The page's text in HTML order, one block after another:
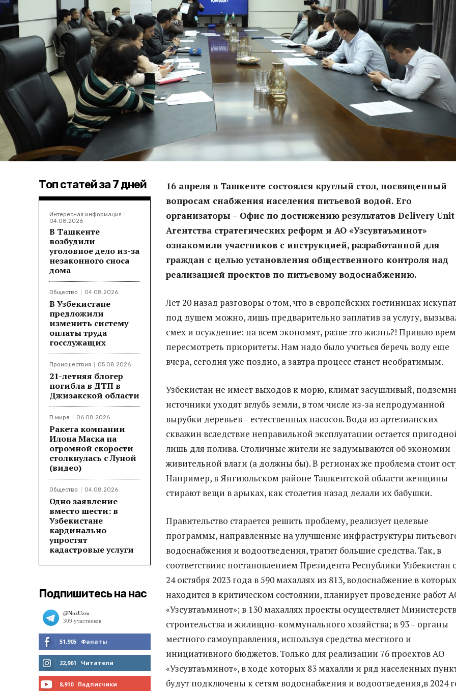
Топ статей за 7 дней
Интересная информация
04.08.2026
В Ташкенте
возбудили
уголовное дело из-за
незаконного сноса
дома
Общество 04.08.2026
В Узбекистане
предложили
изменить систему
оплаты труда
госслужащих
Происшествия 05.08.2026
21-летняя блогер
погибла в ДТП в
Джизакской области
В мире 06.08.2026
Ракета компании
Илона Маска на
огромной скорости
столкнулась с Луной
(видео)
Общество 04.08.2026
Одно заявление
вместо шести: в
Узбекистане
кардинально
упростят
кадастровые услуги
Подпишитесь на нас
51,905 Фанаты
МНЕ НРАВИТСЯ
22,961 Читатели
8,910 Подписчики
16 апреля в Ташкенте состоялся круглый стол, посвященный
вопросам снабжения населения питьевой водой. Его
организаторы – Офис по достижению результатов Delivery Unit
Агентства стратегических реформ и АО «Узсувтаъминот»
ознакомили участников с инструкцией, разработанной для
граждан с целью установления общественного контроля над
реализацией проектов по питьевому водоснабжению.
Лет 20 назад разговоры о том, что в европейских гостиницах
под душем можно, лишь предварительно заплатив за услугу,
смех и осуждение: на всем экономят, разве это жизнь?! Пришло
пересмотреть приоритеты. Нам надо было учиться беречь воду еще
вчера, сегодня уже поздно, а завтра процесс станет необратимым.
Узбекистан не имеет выходов к морю, климат засушливый,
источники уходят вглубь земли, в том числе из-за непродуманной
вырубки деревьев – естественных насосов. Вода из артезианских
скважин вследствие неправильной эксплуатации остается
лишь для полива. Столичные жители не задумываются об экономии
живительной влаги (а должны бы). В регионах же проблема стоит
Например, в Янгиюльском районе Ташкентской области женщины
стирают вещи в арыках, как столетия назад делали их бабушки.
Правительство старается решить проблему, реализует целевые
программы, направленные на улучшение инфраструктуры
водоснабжения и водоотведения, тратит большие средства. Так, в
соответствиис постановлением Президента Республики Узбекистан
24 октября 2023 года в 590 махаллях из 813, водоснабжение в которых
находится в критическом состоянии, планирует проведение работ
«Узсувтаъминот»; в 130 махаллях проекты осуществляет
строительства и жилищно-коммунального хозяйства; в 93 – органы
местного самоуправления, используя средства местного и
инициативного бюджетов. Только для реализации 76 проектов АО
«Узсувтаъминот», в ходе которых 83 махалли и ряд населенных
будут подключены к сетям водоснабжения и водоотведения,в 2024